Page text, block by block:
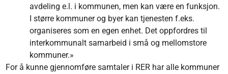
avdeling e.l. i kommunen, men kan være en funksjon.
I større kommuner og byer kan tjenesten f.eks.
organiseres som en egen enhet. Det oppfordres til
interkommunalt samarbeid i små og mellomstore
kommuner.»
For å kunne gjennomføre samtaler i RER har alle kommuner